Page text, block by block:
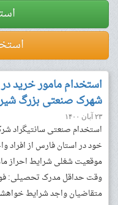
استخدام مامور خرید
شهرک صنعتی بزرگ
۲۳ آبان ۱۴۰۰
استخدام صنعتی سانتیگراد
خود در استان فارس از افراد
موقعیت شغلی شرایط احراز
متقاضیان واجد شرایط